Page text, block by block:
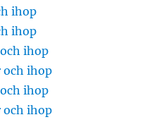
ihop
ihop
ihop
och ihop
ihop
och ihop